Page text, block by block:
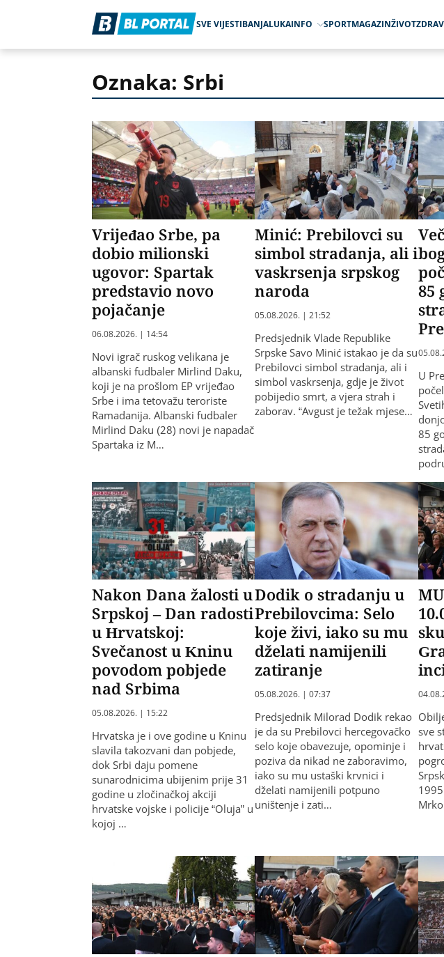
SVE VIJESTIBANJALUKAINFO SPORTMAGAZINŽIVOT
Oznaka: Srbi
Vrijeđao Srbe, pa
dobio milionski
ugovor: Spartak
predstavio novo
pojačanje
06.08.2026. | 14:54
Novi igrač ruskog velikana je
albanski fudbaler Mirlind Daku,
koji je na prošlom EP vrijeđao
Srbe i ima tetovažu teroriste
Ramadanija. Albanski fudbaler
Mirlind Daku (28) novi je napadač
Spartaka iz M…
Minić: Prebilovci su
simbol stradanja, ali i
vaskrsenja srpskog
naroda
05.08.2026. | 21:52
Predsjednik Vlade Republike
Srpske Savo Minić istakao je da su
Prebilovci simbol stradanja, ali i
simbol vaskrsenja, gdje je život
pobijedio smrt, a vjera strah i
zaborav. “Avgust je težak mjese…
85
U
85
Nakon Dana žalosti u
Srpskoj – Dan radosti
u Hrvatskoj:
Svečanost u Kninu
povodom pobjede
nad Srbima
05.08.2026. | 15:22
Hrvatska je i ove godine u Kninu
slavila takozvani dan pobjede,
dok Srbi daju pomene
sunarodnicima ubijenim prije 31
godine u zločinačkoj akciji
hrvatske vojske i policije “Oluja” u
kojoj …
Dodik o stradanju u
Prebilovcima: Selo
koje živi, iako su mu
dželati namijenili
zatiranje
05.08.2026. | 07:37
Predsjednik Milorad Dodik rekao
je da su Prebilovci hercegovačko
selo koje obavezuje, opominje i
poziva da nikad ne zaboravimo,
iako su mu ustaški krvnici i
dželati namijenili potpuno
uništenje i zati…
sve